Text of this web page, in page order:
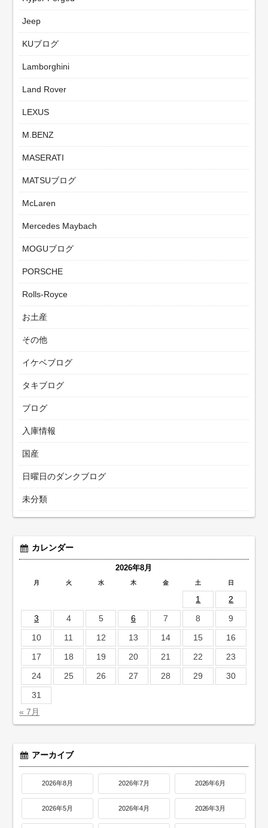
Jeep
KUブログ
Lamborghini
Land Rover
LEXUS
M.BENZ
MASERATI
MATSUブログ
McLaren
Mercedes Maybach
MOGUブログ
PORSCHE
Rolls-Royce
お土産
その他
イケベブログ
タキブログ
ブログ
入庫情報
国産
日曜日のダンクブログ
未分類
カレンダー
2026年8月
月 火 水 木 金 土 日
1
2
3
4 5 6 7 8
9
10
11 12 13 14 15
16
17
18 19 20 21 22
23
24
25 26 27 28 29
30
31
« 7月
アーカイブ
2026年8月 2026年7月 2026年6月
2026年5月 2026年4月 2026年3月